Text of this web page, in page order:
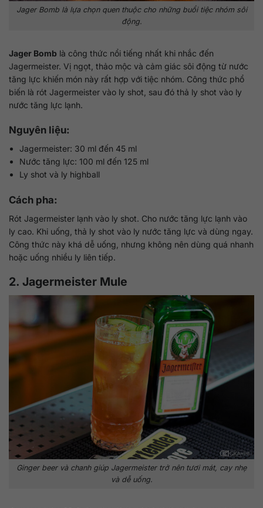
Jager Bomb là lựa chọn quen thuộc cho những buổi tiệc nhóm sôi
động.
Jager Bomb là công thức nổi tiếng nhất khi nhắc đến
Jagermeister. Vị ngọt, thảo mộc và cảm giác sôi động từ nước
tăng lực khiến món này rất hợp với tiệc nhóm. Công thức phổ
biến là rót Jagermeister vào ly shot, sau đó thả ly shot vào ly
nước tăng lực lạnh.
Nguyên liệu:
Jagermeister: 30 ml đến 45 ml
Nước tăng lực: 100 ml đến 125 ml
Ly shot và ly highball
Cách pha:
Rót Jagermeister lạnh vào ly shot. Cho nước tăng lực lạnh vào
ly cao. Khi uống, thả ly shot vào ly nước tăng lực và dùng ngay.
Công thức này khá dễ uống, nhưng không nên dùng quá nhanh
hoặc uống nhiều ly liên tiếp.
2. Jagermeister Mule
Ginger beer và chanh giúp Jagermeister trở nên tươi mát, cay nhẹ
và dễ uống.